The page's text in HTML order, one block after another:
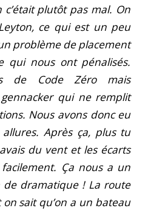
c’était plutôt pas mal. On
ce qui est un peu
problème de placement
qui nous ont pénalisés.
de Code Zéro mais
qui ne remplit
Nous avons donc eu
Après ça, plus tu
du vent et les écarts
Ça nous a un
dramatique ! La route
sait qu’on a un bateau